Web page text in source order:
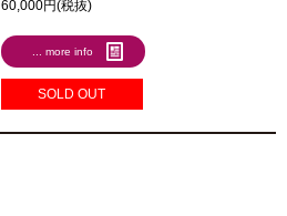
60,000円(税抜)
... more info
SOLD OUT